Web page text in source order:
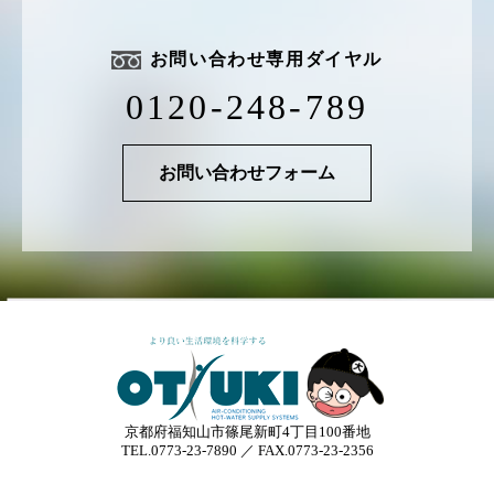
お問い合わせ専用ダイヤル
0120-248-789
お問い合わせフォーム
京都府福知山市篠尾新町4丁目100番地
TEL.0773-23-7890 ／ FAX.0773-23-2356